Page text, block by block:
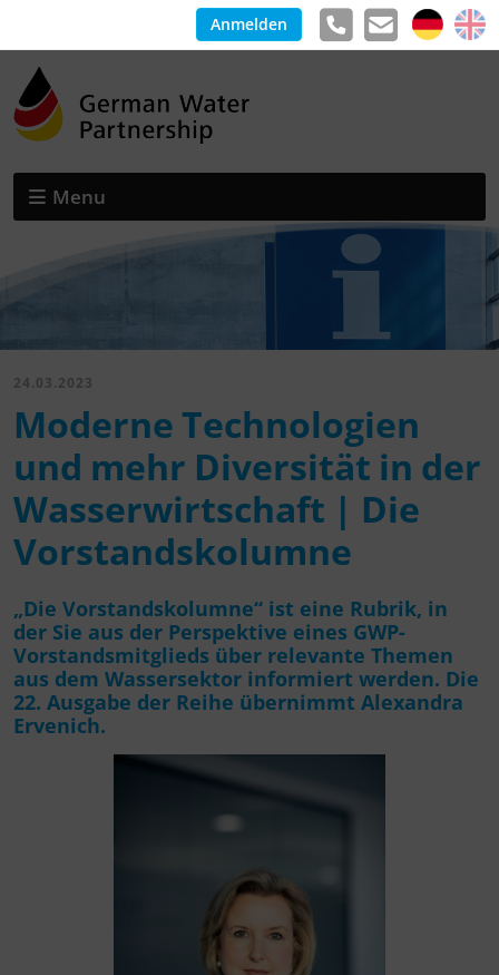
Anmelden
Menu
24.03.2023
Moderne Technologien
und mehr Diversität in der
Wasserwirtschaft | Die
Vorstandskolumne
„Die Vorstandskolumne“ ist eine Rubrik, in
der Sie aus der Perspektive eines GWP-
Vorstandsmitglieds über relevante Themen
aus dem Wassersektor informiert werden. Die
22. Ausgabe der Reihe übernimmt Alexandra
Ervenich.